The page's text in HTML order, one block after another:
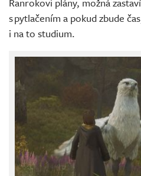
s pytlačením a pokud zbude
i na to studium.